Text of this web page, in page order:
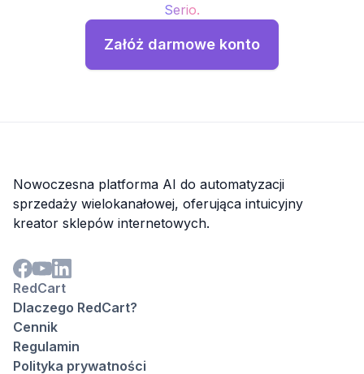
Serio.
Załóż darmowe konto
Nowoczesna platforma AI do automatyzacji
sprzedaży wielokanałowej, oferująca intuicyjny
kreator sklepów internetowych.
RedCart
Dlaczego RedCart?
Cennik
Regulamin
Polityka prywatności